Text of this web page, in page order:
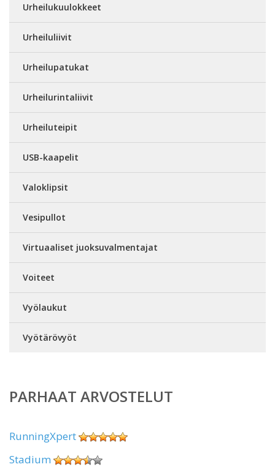
Urheilukuulokkeet
Urheiluliivit
Urheilupatukat
Urheilurintaliivit
Urheiluteipit
USB-kaapelit
Valoklipsit
Vesipullot
Virtuaaliset juoksuvalmentajat
Voiteet
Vyölaukut
Vyötärövyöt
PARHAAT ARVOSTELUT
RunningXpert
Stadium